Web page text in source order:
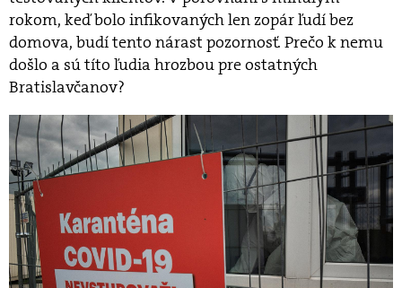
rokom, keď bolo infikovaných len zopár ľudí bez
domova, budí tento nárast pozornosť. Prečo k nemu
došlo a sú títo ľudia hrozbou pre ostatných
Bratislavčanov?